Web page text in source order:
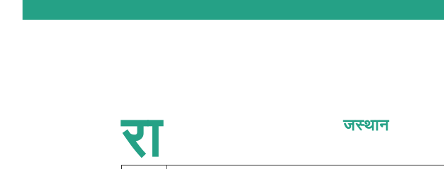
रा जस्थान